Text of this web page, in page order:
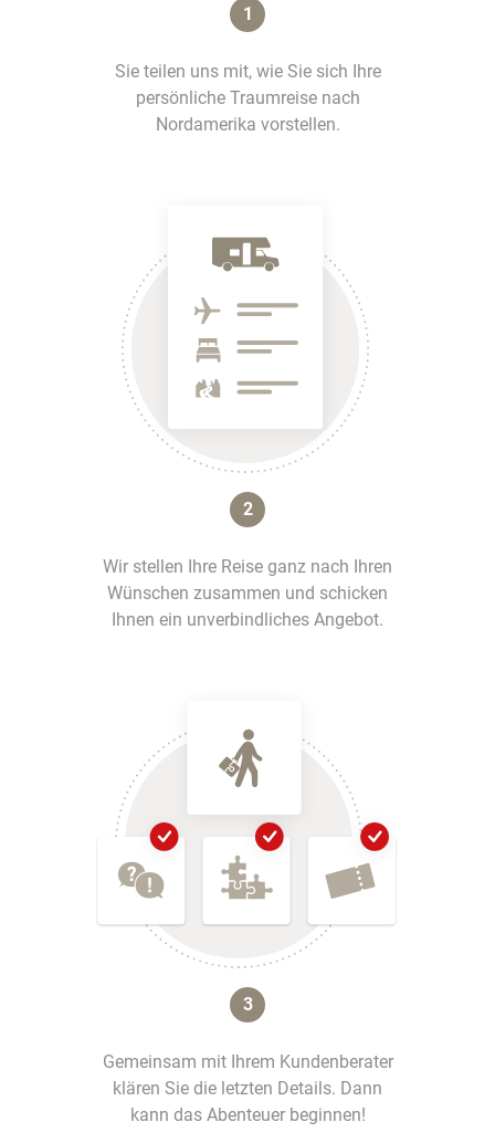
1
Sie teilen uns mit, wie Sie sich Ihre
persönliche Traumreise nach
Nordamerika vorstellen.
2
Wir stellen Ihre Reise ganz nach Ihren
Wünschen zusammen und schicken
Ihnen ein unverbindliches Angebot.
3
Gemeinsam mit Ihrem Kundenberater
klären Sie die letzten Details. Dann
kann das Abenteuer beginnen!